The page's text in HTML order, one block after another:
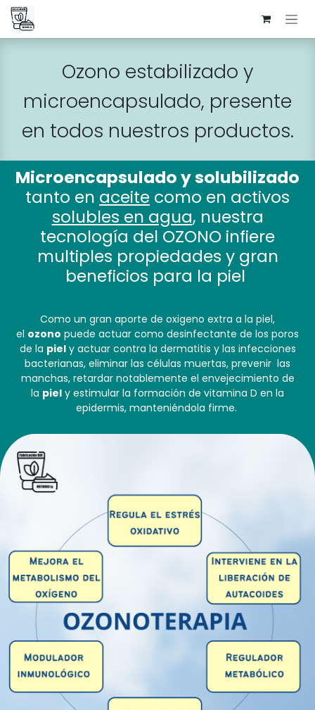
Ir al contenido
Ozono estabilizado y
microencapsulado, presente
en todos nuestros productos.
Microencapsulado y solubilizado
tanto en aceite como en activos
solubles en agua, nuestra
tecnología del OZONO infiere
multiples propiedades y gran
beneficios para la piel
Como un gran aporte de oxigeno extra a la piel,
el ozono puede actuar como desinfectante de los poros
de la piely actuar contra la dermatitis y las infecciones
bacterianas, eliminar las células muertas, prevenir las
manchas, retardar notablemente el envejecimiento de
la piel y estimular la formación de vitamina D en la
epidermis, manteniéndola firme.